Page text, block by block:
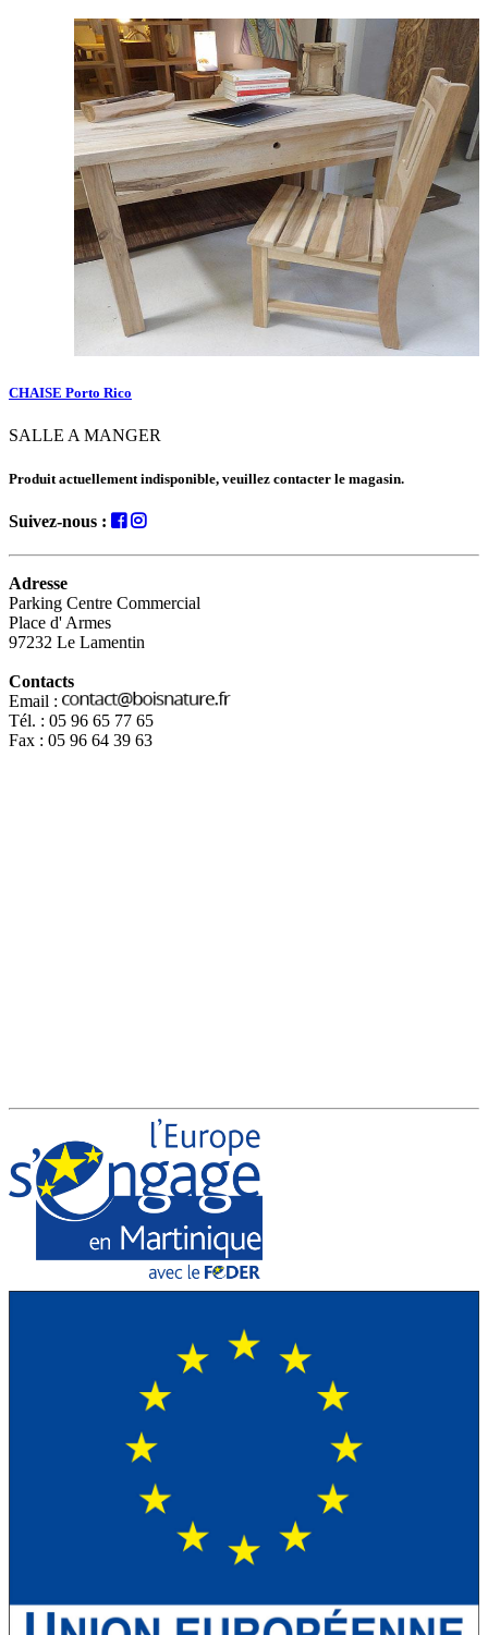
CHAISE Porto Rico
SALLE A MANGER
Produit actuellement indisponible, veuillez contacter le magasin.
Suivez-nous :
Adresse
Parking Centre Commercial
Place d' Armes
97232 Le Lamentin
Contacts
Email :
Tél. : 05 96 65 77 65
Fax : 05 96 64 39 63